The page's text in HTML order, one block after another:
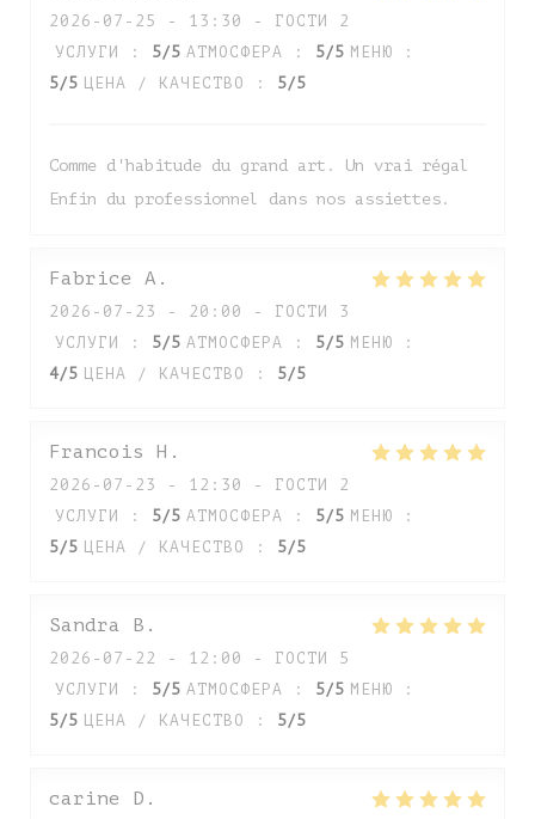
2026-07-25
- 13:30 - ГОСТИ 2
УСЛУГИ
: 5/5 АТМОСФЕРА : 5/5 МЕНЮ :
5/5 ЦЕНА / КАЧЕСТВО : 5/5
Comme d'habitude du grand art. Un vrai régal
Enfin du professionnel dans nos assiettes.
Fabrice A
2026-07-23
- 20:00 - ГОСТИ 3
УСЛУГИ
: 5/5 АТМОСФЕРА : 5/5 МЕНЮ :
4/5 ЦЕНА / КАЧЕСТВО : 5/5
Francois H
2026-07-23
- 12:30 - ГОСТИ 2
УСЛУГИ
: 5/5 АТМОСФЕРА : 5/5 МЕНЮ :
5/5 ЦЕНА / КАЧЕСТВО : 5/5
Sandra B
2026-07-22
- 12:00 - ГОСТИ 5
УСЛУГИ
: 5/5 АТМОСФЕРА : 5/5 МЕНЮ :
5/5 ЦЕНА / КАЧЕСТВО : 5/5
carine D